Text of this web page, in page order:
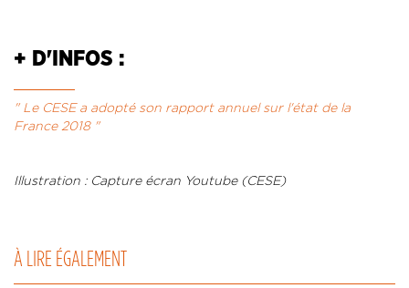
+ D'INFOS :
" Le CESE a adopté son rapport annuel sur l'état de la
France 2018 "
Illustration : Capture écran Youtube (CESE)
À LIRE ÉGALEMENT